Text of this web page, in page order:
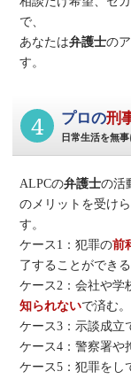
で、
あなたは弁護士の
す。
4 プロの刑
日常生活を無
ALPCの弁護士の活
のメリットを受け
す。
ケース1：犯罪の前
了することができる
ケース2：会社や学
知られないで済む。
ケース3：示談成立
ケース4：警察署や
ケース5：犯罪をし